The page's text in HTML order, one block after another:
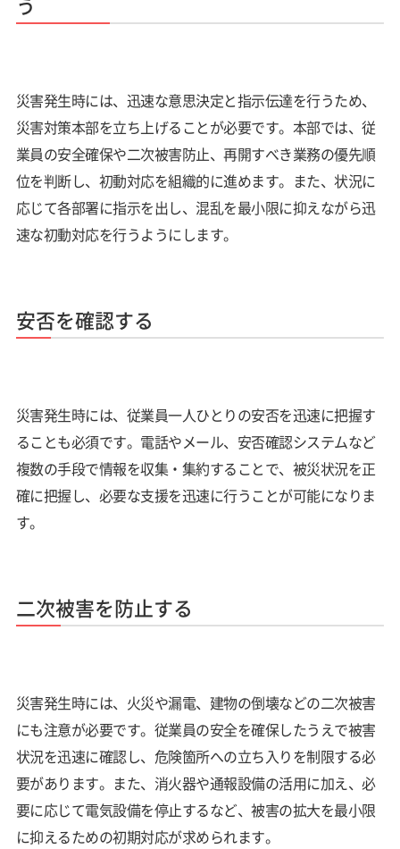
災害発生時には、迅速な意思決定と指示伝達を行うため、
災害対策本部を立ち上げることが必要です。本部では、従
業員の安全確保や二次被害防止、再開すべき業務の優先順
位を判断し、初動対応を組織的に進めます。また、状況に
応じて各部署に指示を出し、混乱を最小限に抑えながら迅
速な初動対応を行うようにします。
安否を確認する
災害発生時には、従業員一人ひとりの安否を迅速に把握す
ることも必須です。電話やメール、安否確認システムなど
複数の手段で情報を収集・集約することで、被災状況を正
確に把握し、必要な支援を迅速に行うことが可能になりま
す。
二次被害を防止する
災害発生時には、火災や漏電、建物の倒壊などの二次被害
にも注意が必要です。従業員の安全を確保したうえで被害
状況を迅速に確認し、危険箇所への立ち入りを制限する必
要があります。また、消火器や通報設備の活用に加え、必
要に応じて電気設備を停止するなど、被害の拡大を最小限
に抑えるための初期対応が求められます。